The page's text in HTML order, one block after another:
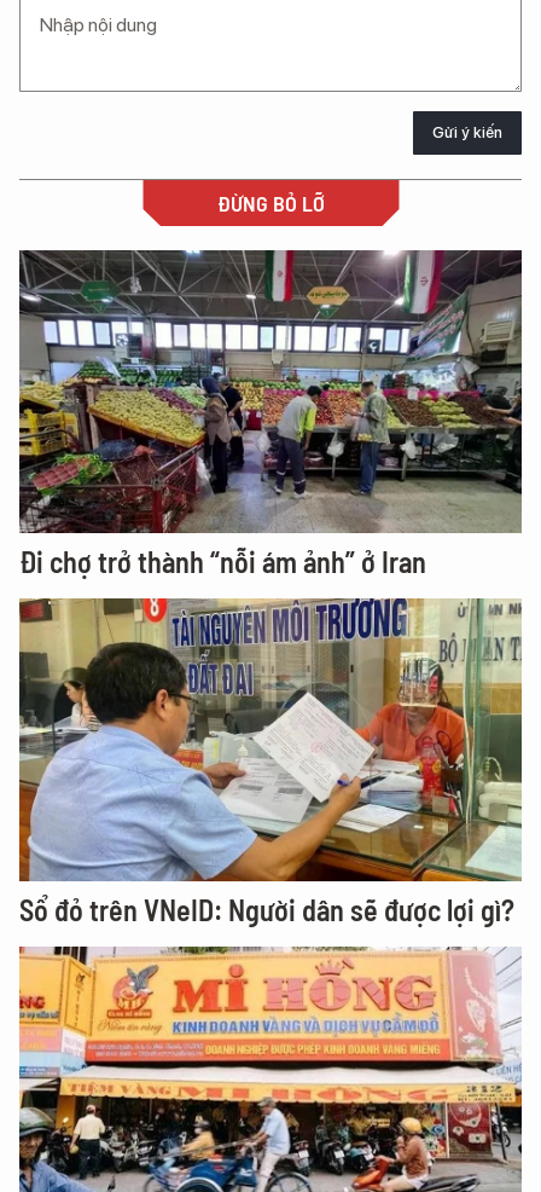
Gửi ý kiến
ĐỪNG BỎ LỠ
Đi chợ trở thành “nỗi ám ảnh” ở Iran
Sổ đỏ trên VNeID: Người dân sẽ được lợi gì?